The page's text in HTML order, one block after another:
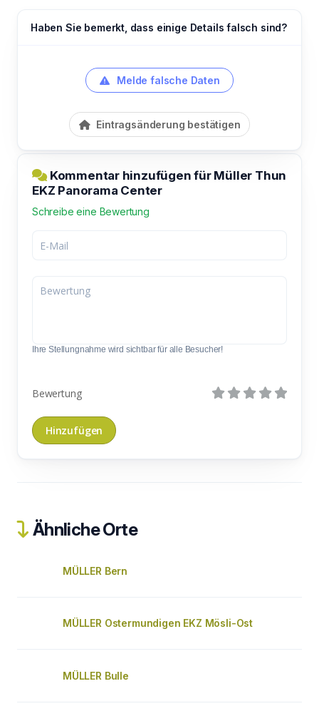
Haben Sie bemerkt, dass einige Details falsch sind?
Melde falsche Daten
Eintragsänderung bestätigen
Kommentar hinzufügen für Müller Thun
EKZ Panorama Center
Schreibe eine Bewertung
Ihre Stellungnahme wird sichtbar für alle Besucher!
Bewertung
Ähnliche Orte
MÜLLER Bern
MÜLLER Ostermundigen EKZ Mösli-Ost
MÜLLER Bulle